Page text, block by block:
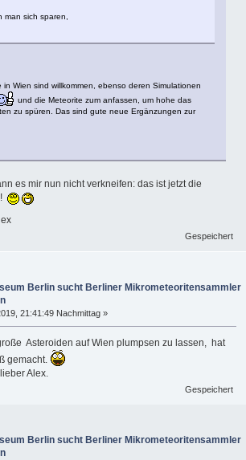
man sich sparen,
Wien sind willkommen, ebenso deren Simulationen
und die Meteorite zum anfassen, um hohe das
zu spüren. Das sind gute neue Ergänzungen zur
es mir nun nicht verkneifen: das ist jetzt die
Gespeichert
Berlin sucht Berliner Mikrometeoritensammler
21:41:49 Nachmittag »
Asteroiden auf Wien plumpsen zu lassen, hat
gemacht.
Alex.
Gespeichert
Berlin sucht Berliner Mikrometeoritensammler